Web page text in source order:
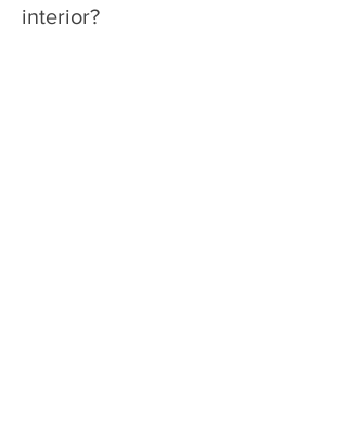
interior?